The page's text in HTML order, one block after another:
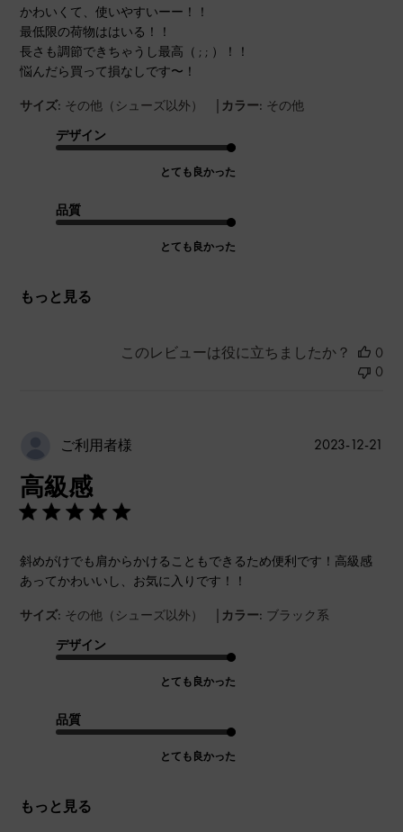
かわいくて、使いやすいーー！！
最低限の荷物ははいる！！
長さも調節できちゃうし最高（ ; ; ）！！
悩んだら買って損なしです〜！
サイズ: その他（シューズ以外） | カラー: その他
デザイン
とても良かった
品質
とても良かった
もっと見る
このレビューは役に立ちましたか？
0
0
ご利用者様
高級感
斜めがけでも肩からかけることもできるため便利です！高級感
あってかわいいし、お気に入りです！！
サイズ: その他（シューズ以外） | カラー: ブラック系
デザイン
とても良かった
品質
とても良かった
もっと見る
2023-12-21